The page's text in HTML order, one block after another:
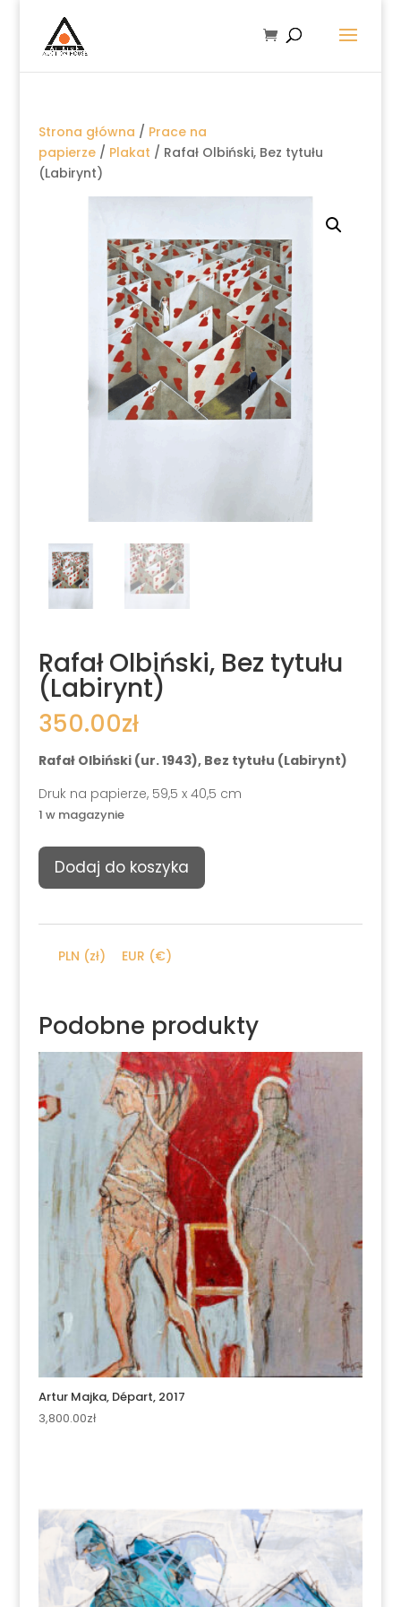
Strona główna / Prace na
papierze/ Plakat / Rafał Olbiński, Bez tytułu
(Labirynt)
Rafał Olbiński, Bez tytułu
(Labirynt)
350.00zł
Rafał Olbiński (ur. 1943), Bez tytułu (Labirynt)
Druk na papierze, 59,5 x 40,5 cm
1 w magazynie
ilość
Rafał
(Labirynt)
Dodaj do koszyka
PLN (zł) EUR (€)
Podobne produkty
Artur Majka, Départ, 2017
3,800.00zł